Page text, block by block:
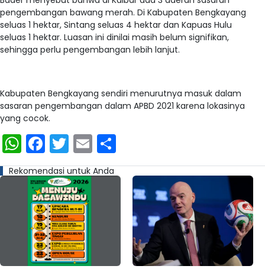
pengembangan bawang merah. Di Kabupaten Bengkayang
seluas 1 hektar, Sintang seluas 4 hektar dan Kapuas Hulu
seluas 1 hektar. Luasan ini dinilai masih belum signifikan,
sehingga perlu pengembangan lebih lanjut.
Kabupaten Bengkayang sendiri menurutnya masuk dalam
sasaran pengembangan dalam APBD 2021 karena lokasinya
yang cocok.
WhatsApp
Facebook
Twitter
Email
Rekomendasi untuk Anda